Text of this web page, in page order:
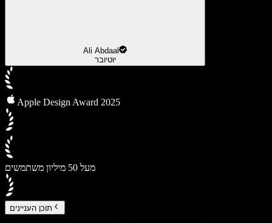
Ali Abdaal
יוטיובר
Apple Design Award 2025
מעל 50 מיליון משתמשים
תוכן העניינים